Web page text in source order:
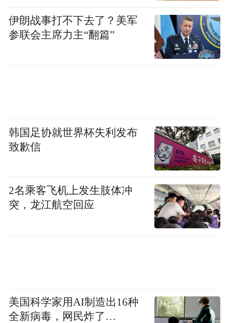
伊朗战事打不下去了？美军
参联会主席力主“翻篇”
韩国足协就世界杯失利发布
致歉信
2名乘客飞机上发生肢体冲
突，龙江航空回应
美国科学家用AI制造出16种
全新病毒，网民炸了…